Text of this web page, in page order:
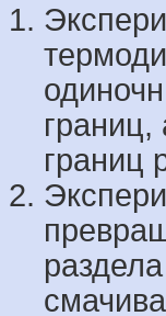
границ,
границ